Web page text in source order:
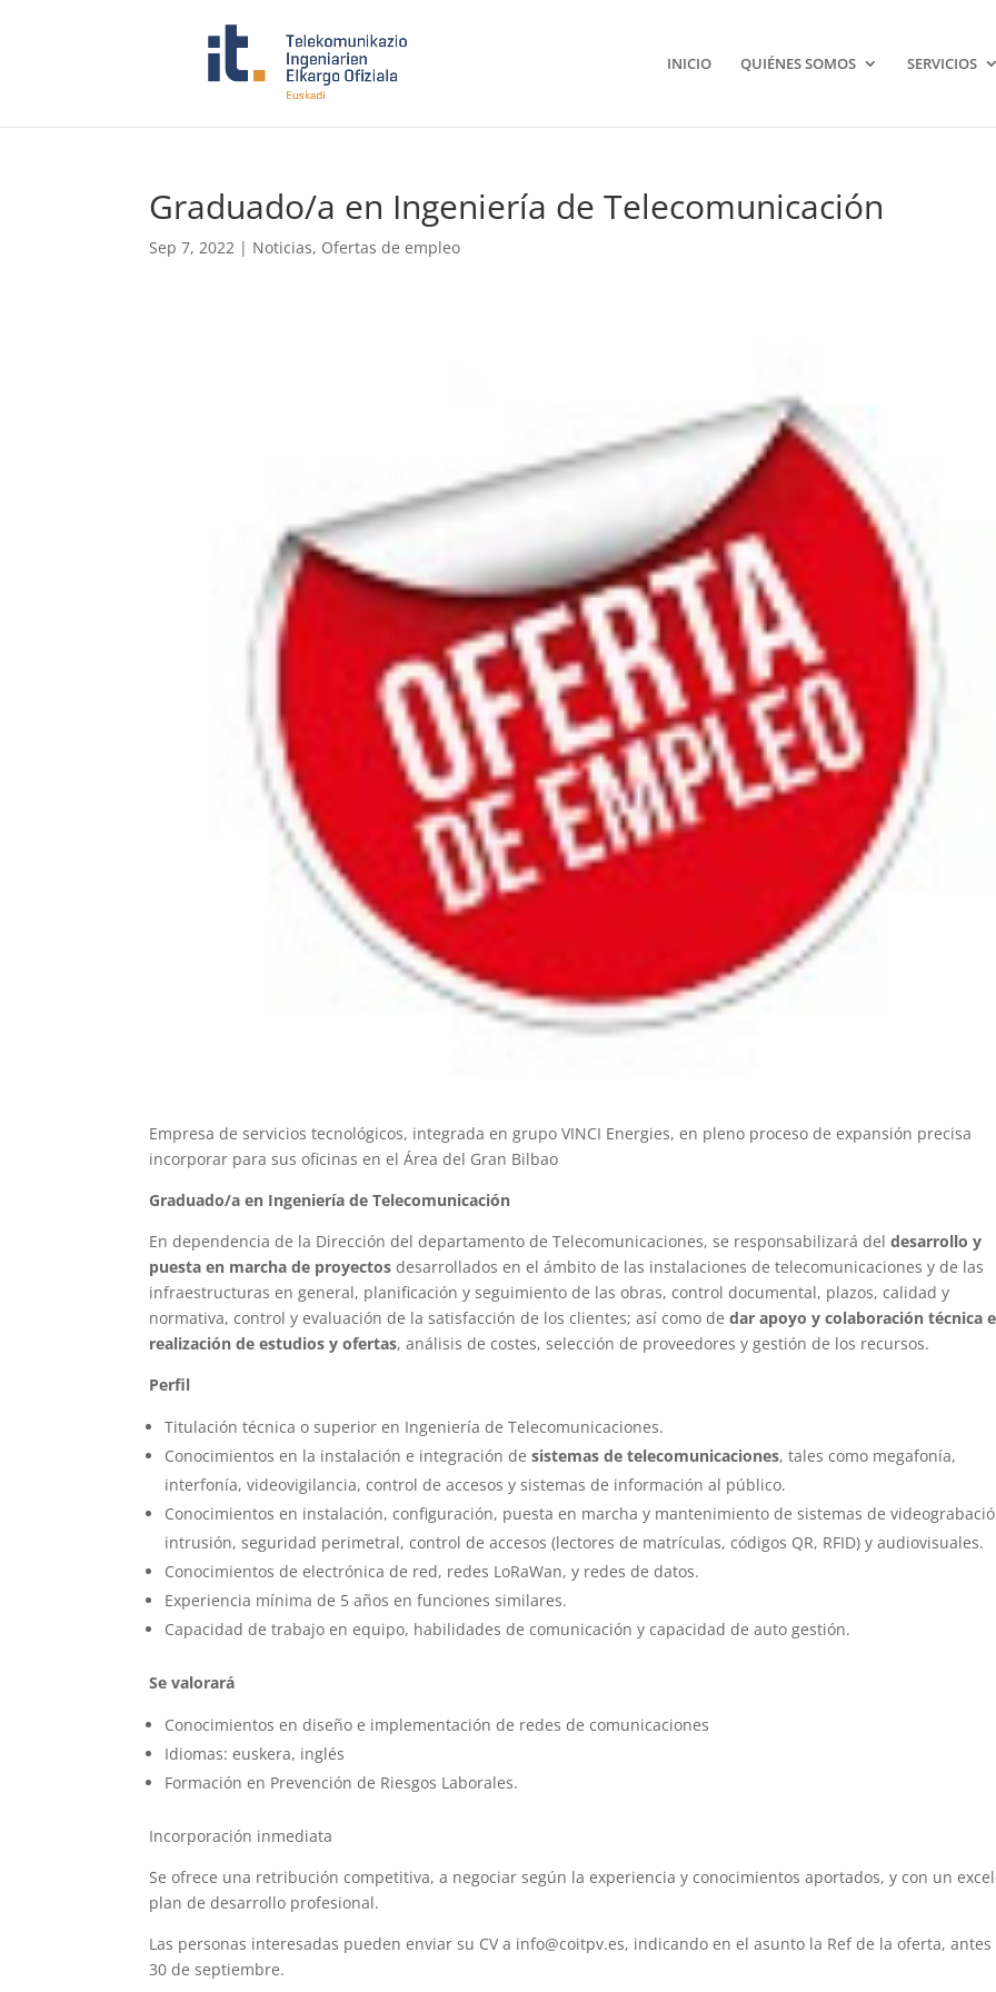
INICIO QUIÉNES SOMOS SERVICIOS
Graduado/a en Ingeniería de Telecomunicación
Sep 7, 2022 | Noticias, Ofertas de empleo
Empresa de servicios tecnológicos, integrada en grupo VINCI Energies, en pleno proceso de expansión precisa
incorporar para sus oficinas en el Área del Gran Bilbao
Graduado/a en Ingeniería de Telecomunicación
En dependencia de la Dirección del departamento de Telecomunicaciones, se responsabilizará deldesarrollo y
puesta en marcha de proyectos desarrollados en el ámbito de las instalaciones de telecomunicaciones y de las
infraestructuras en general, planificación y seguimiento de las obras, control documental, plazos, calidad y
normativa, control y evaluación de la satisfacción de los clientes; así como dedar apoyo y colaboración técnica
realización de estudios y ofertas, análisis de costes, selección de proveedores y gestión de los recursos.
Perfil
Titulación técnica o superior en Ingeniería de Telecomunicaciones.
Conocimientos en la instalación e integración desistemas de telecomunicaciones, tales como megafonía,
interfonía, videovigilancia, control de accesos y sistemas de información al público.
Conocimientos en instalación, configuración, puesta en marcha y mantenimiento de sistemas de
intrusión, seguridad perimetral, control de accesos (lectores de matrículas, códigos QR, RFID) y audiovisuales.
Conocimientos de electrónica de red, redes LoRaWan, y redes de datos.
Experiencia mínima de 5 años en funciones similares.
Capacidad de trabajo en equipo, habilidades de comunicación y capacidad de auto gestión.
Se valorará
Conocimientos en diseño e implementación de redes de comunicaciones
Idiomas: euskera, inglés
Formación en Prevención de Riesgos Laborales.
Incorporación inmediata
Se ofrece una retribución competitiva, a negociar según la experiencia y conocimientos aportados, y con un
plan de desarrollo profesional.
Las personas interesadas pueden enviar su CV a info@coitpv.es, indicando en el asunto la Ref de la oferta,
30 de septiembre.